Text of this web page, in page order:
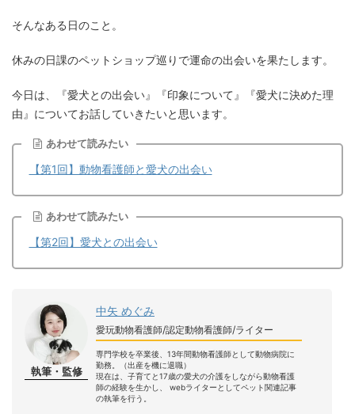
そんなある日のこと。
休みの日課のペットショップ巡りで運命の出会いを果たします。
今日は、『愛犬との出会い』『印象について』『愛犬に決めた理
由』についてお話していきたいと思います。
あわせて読みたい
【第1回】動物看護師と愛犬の出会い
あわせて読みたい
【第2回】愛犬との出会い
執筆・監修
中矢 めぐみ
愛玩動物看護師/認定動物看護師/ライター
専門学校を卒業後、13年間動物看護師として動物病院に
勤務。（出産を機に退職）
現在は、子育てと17歳の愛犬の介護をしながら動物看護
師の経験を生かし、 webライターとしてペット関連記事
の執筆を行う。